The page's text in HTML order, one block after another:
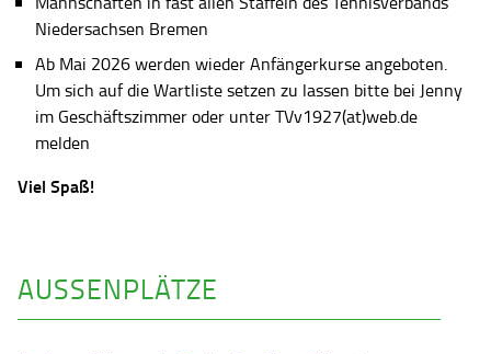
Niedersachsen Bremen
Ab Mai 2026 werden wieder Anfängerkurse angeboten.
Um sich auf die Wartliste setzen zu lassen bitte bei Jenny
im Geschäftszimmer oder unter TVv1927(at)web.de
melden
Viel Spaß!
AUSSENPLÄTZE